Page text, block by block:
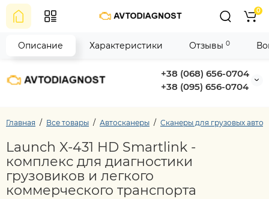
+38 (068) 656-0704
+38 (095) 656-0704
0
Главная Все товары Автосканеры Сканеры для грузовых авто
Launch X-431 HD Smartlink -
комплекс для диагностики
грузовиков и легкого
коммерческого транспорта
Описание Характеристики Отзывы 0